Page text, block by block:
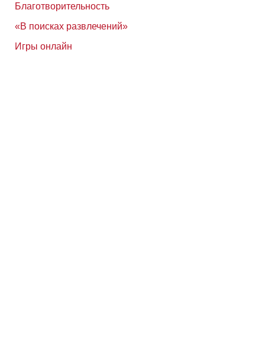
Благотворительность
«В поисках развлечений»
Игры онлайн